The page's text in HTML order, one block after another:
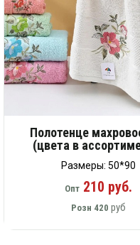
Полотенце
(цвета в
Размеры: 50*90
Опт210 руб.
Розн 420 руб